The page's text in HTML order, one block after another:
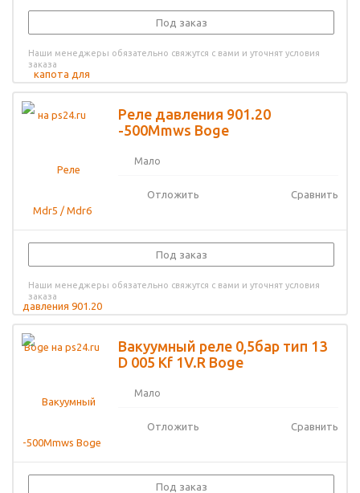
Под заказ
Наши менеджеры обязательно свяжутся с вами и уточнят условия
заказа
Реле давления 901.20
-500Mmws Boge
Мало
Отложить Сравнить
Под заказ
Наши менеджеры обязательно свяжутся с вами и уточнят условия
заказа
Вакуумный реле 0,5бар тип 13
D 005 Kf 1V.R Boge
Мало
Отложить Сравнить
Под заказ